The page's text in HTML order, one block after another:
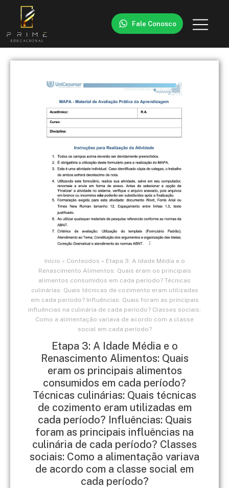
Fale Conosco
Início » Conteúdos » Etapa 3: A Idade Média e o
Renascimento Alimentos: Quais eram os principais
alimentos consumidos em cada período? Técnicas
culinárias: Quais técnicas de cozimento eram utilizadas
em cada período? Influências: Quais foram as principais
influências na culinária de cada período? Classes sociais:
Como a alimentação variava de acordo com a classe
social em cada período?
Etapa 3: A Idade Média e o
Renascimento Alimentos: Quais
eram os principais alimentos
consumidos em cada período?
Técnicas culinárias: Quais técnicas
de cozimento eram utilizadas em
cada período? Influências: Quais
foram as principais influências na
culinária de cada período? Classes
sociais: Como a alimentação variava
de acordo com a classe social em
cada período?